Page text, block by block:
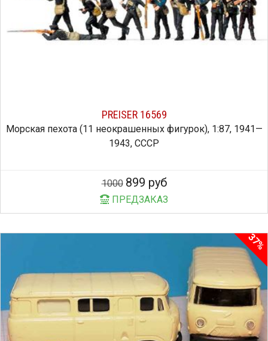
PREISER 16569
Морская пехота (11 неокрашенных фигурок), 1:87, 1941—
1943, СССР
1000 899 руб
ПРЕДЗАКАЗ
37%